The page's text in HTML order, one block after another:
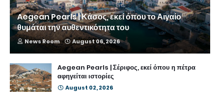
Aegean Pearls | Κάσος, εκεί όπου το Αιγαίο
θυμάται την αυθεντικότητα του
News Room August 06, 2026
Aegean Pearls | Σέριφος, εκεί όπου η πέτρα
αφηγείται ιστορίες
August 02, 2026